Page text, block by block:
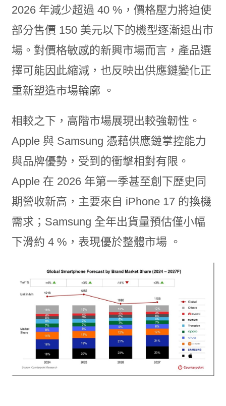
2026 年減少超過 40 %，價格壓力將迫使
部分售價 150 美元以下的機型逐漸退出市
場。對價格敏感的新興市場而言，產品選
擇可能因此縮減，也反映出供應鏈變化正
重新塑造市場輪廓 。
相較之下，高階市場展現出較強韌性。
Apple 與 Samsung 憑藉供應鏈掌控能力
與品牌優勢，受到的衝擊相對有限。
Apple 在 2026 年第一季甚至創下歷史同
期營收新高，主要來自 iPhone 17 的換機
需求；Samsung 全年出貨量預估僅小幅
下滑約 4 %，表現優於整體市場 。